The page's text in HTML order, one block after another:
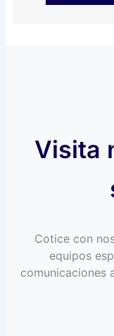
Visita
Cotice con
equipos
comunicaciones